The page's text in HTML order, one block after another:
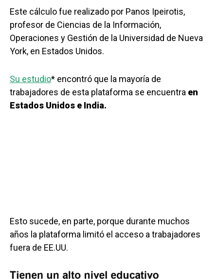
Este cálculo fue realizado por Panos Ipeirotis,
profesor de Ciencias de la Información,
Operaciones y Gestión de la Universidad de Nueva
York, en Estados Unidos.
Su estudio* encontró que la mayoría de
trabajadores de esta plataforma se encuentra en
Estados Unidos e India.
Esto sucede, en parte, porque durante muchos
años la plataforma limitó el acceso a trabajadores
fuera de EE.UU.